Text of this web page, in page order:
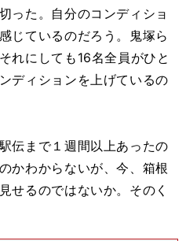
った。自分のコンディショ
じているのだろう。鬼塚ら
れにしても16名全員がひと
ディションを上げているの
伝まで１週間以上あったの
かわからないが、今、箱根
せるのではないか。そのく